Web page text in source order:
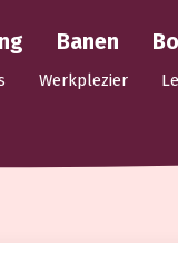
Banen
Werkplezier